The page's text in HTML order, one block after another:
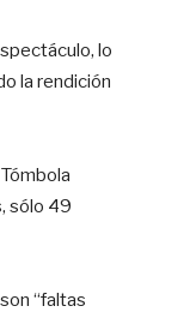
lo
la rendición
sólo 49
“faltas